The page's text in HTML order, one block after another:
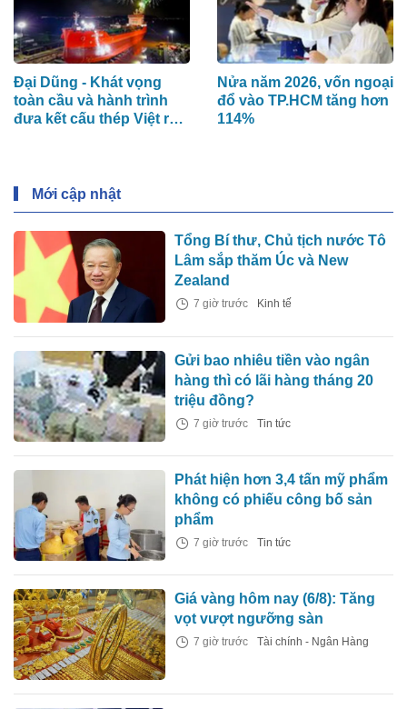
Đại Dũng - Khát vọng
toàn cầu và hành trình
đưa kết cấu thép Việt ra
Nửa năm 2026, vốn ngoại
đổ vào TP.HCM tăng hơn
114%
Mới cập nhật
Tổng Bí thư, Chủ tịch nước Tô
Lâm sắp thăm Úc và New
Zealand
7 giờ trước Kinh tế
Gửi bao nhiêu tiền vào ngân
hàng thì có lãi hàng tháng 20
triệu đồng?
7 giờ trước Tin tức
Phát hiện hơn 3,4 tấn mỹ phẩm
không có phiếu công bố sản
phẩm
7 giờ trước Tin tức
Giá vàng hôm nay (6/8): Tăng
vọt vượt ngưỡng sàn
7 giờ trước Tài chính - Ngân Hàng